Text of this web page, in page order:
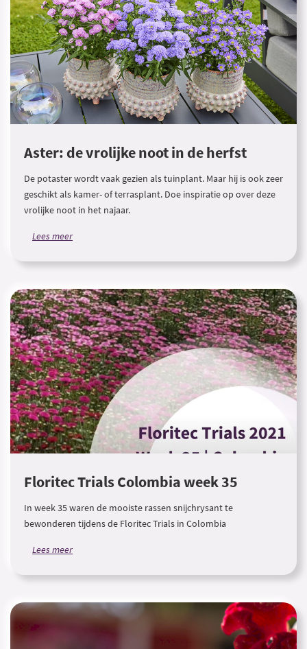
Aster: de vrolijke noot in de herfst
De potaster wordt vaak gezien als tuinplant. Maar hij is ook zeer
geschikt als kamer- of terrasplant. Doe inspiratie op over deze
vrolijke noot in het najaar.
Lees meer
Floritec Trials Colombia week 35
In week 35 waren de mooiste rassen snijchrysant te
bewonderen tijdens de Floritec Trials in Colombia
Lees meer